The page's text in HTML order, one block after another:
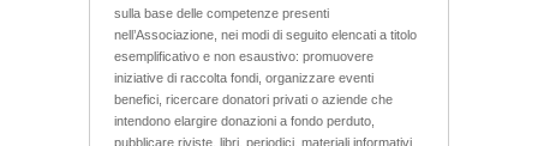
sulla base delle competenze presenti
nell’Associazione, nei modi di seguito elencati a titolo
esemplificativo e non esaustivo: promuovere
iniziative di raccolta fondi, organizzare eventi
benefici, ricercare donatori privati o aziende che
intendono elargire donazioni a fondo perduto,
pubblicare riviste, libri, periodici, materiali informativi